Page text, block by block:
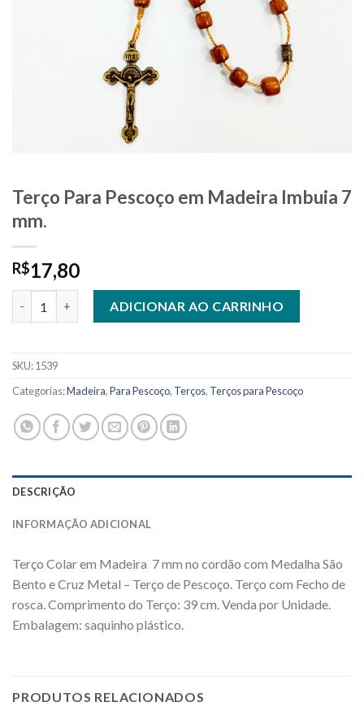
Terço Para Pescoço em Madeira Imbuia 7
mm.
R$17,80
ADICIONAR AO CARRINHO
SKU:1539
Categorias:Madeira,Para Pescoço, Terços, Terços para Pescoço
DESCRIÇÃO
INFORMAÇÃO ADICIONAL
Terço Colar em Madeira 7 mm no cordão com Medalha São
Bento e Cruz Metal – Terço de Pescoço. Terço com Fecho de
rosca. Comprimento do Terço: 39 cm. Venda por Unidade.
Embalagem: saquinho plástico.
PRODUTOS RELACIONADOS